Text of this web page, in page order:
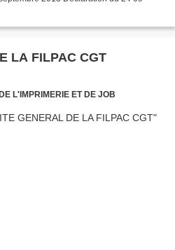
LA FILPAC CGT
L'IMPRIMERIE ET DE JOB